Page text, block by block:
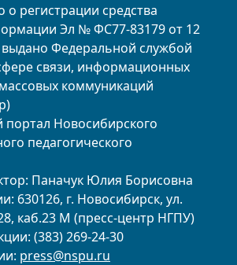
о регистрации средства
Эл № ФС77-83179 от 12
выдано Федеральной службой
связи, информационных
коммуникаций
Новосибирского
педагогического
Паначук Юлия Борисовна
630126, г. Новосибирск, ул.
каб.23 М (пресс-центр НГПУ)
(383) 269-24-30
press@nspu.ru